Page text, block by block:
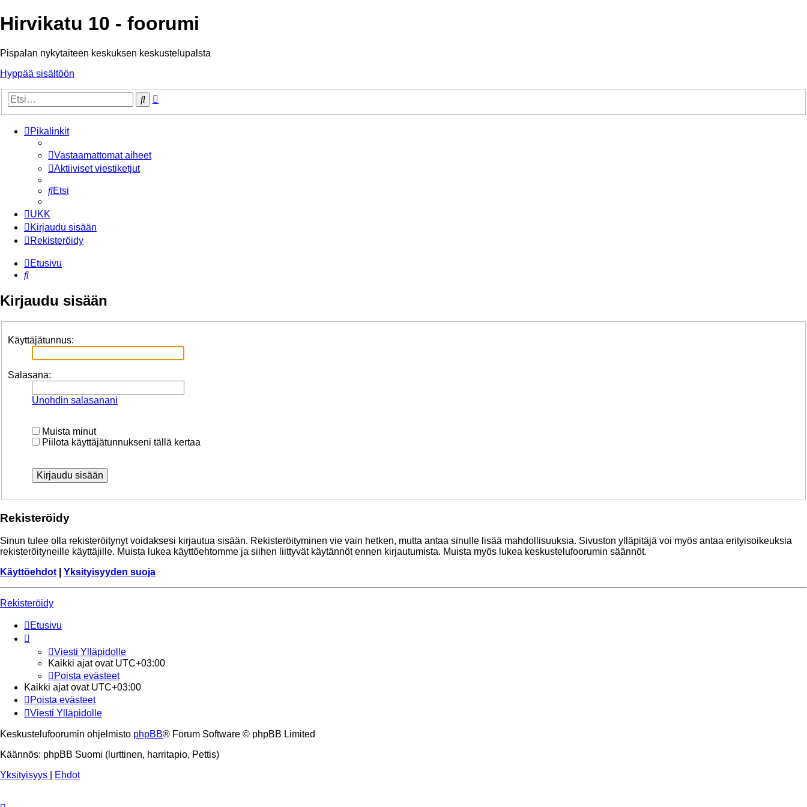
Hirvikatu 10 - foorumi
Pispalan nykytaiteen keskuksen keskustelupalsta
Hyppää sisältöön
Etsi
Pikalinkit
Vastaamattomat aiheet
Aktiiviset viestiketjut
Etsi
UKK
Kirjaudu sisään
Rekisteröidy
Etusivu
Etsi
Kirjaudu sisään
Käyttäjätunnus:
Salasana:
Unohdin salasanani
Muista minut
Piilota käyttäjätunnukseni tällä kertaa
Rekisteröidy
Sinun tulee olla rekisteröitynyt voidaksesi kirjautua sisään. Rekisteröityminen vie vain hetken, mutta antaa sinulle lisää mahdollisuuksia. Sivuston ylläpitäjä voi myös antaa erityisoikeuksia
rekisteröityneille käyttäjille. Muista lukea käyttöehtomme ja siihen liittyvät käytännöt ennen kirjautumista. Muista myös lukea keskustelufoorumin säännöt.
Käyttöehdot
Yksityisyyden suoja
Rekisteröidy
Etusivu
Viesti Ylläpidolle
Kaikki ajat ovat UTC+03:00
Poista evästeet
Kaikki ajat ovat UTC+03:00
Poista evästeet
Viesti Ylläpidolle
Keskustelufoorumin ohjelmisto phpBB® Forum Software © phpBB Limited
Käännös: phpBB Suomi (lurttinen, harritapio, Pettis)
Yksityisyys
Ehdot